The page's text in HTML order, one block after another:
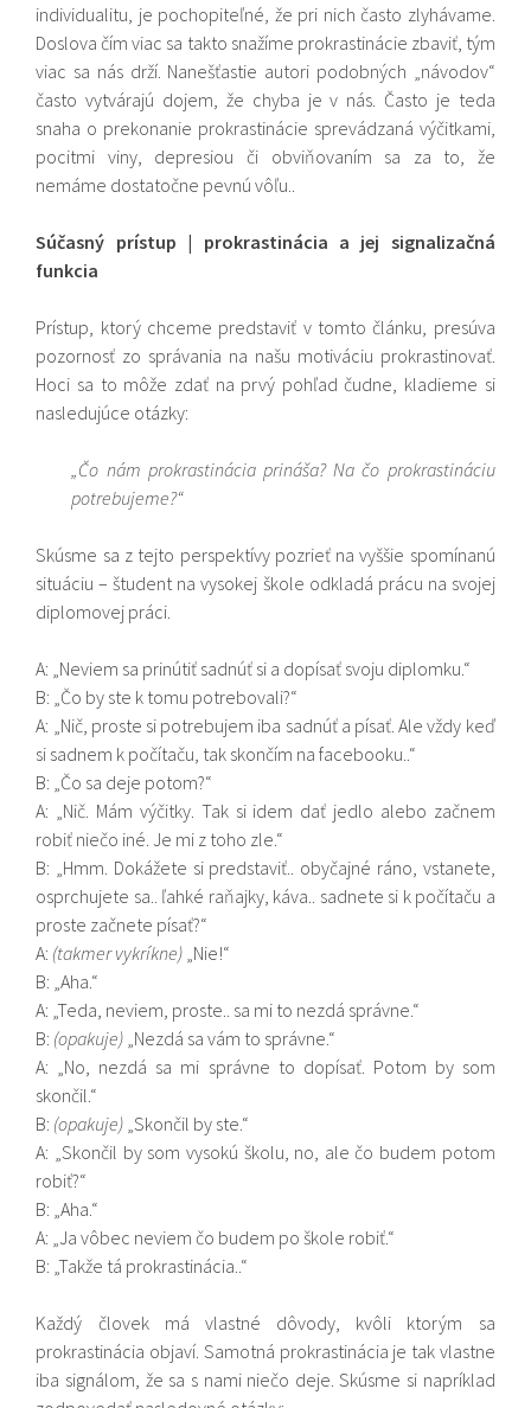
individualitu, je pochopiteľné, že pri nich často zlyhávame.
Doslova čím viac sa takto snažíme prokrastinácie zbaviť, tým
viac sa nás drží. Nanešťastie autori podobných „návodov“
často vytvárajú dojem, že chyba je v nás. Často je teda
snaha o prekonanie prokrastinácie sprevádzaná výčitkami,
pocitmi viny, depresiou či obviňovaním sa za to, že
nemáme dostatočne pevnú vôľu..
Súčasný prístup | prokrastinácia a jej signalizačná
funkcia
Prístup, ktorý chceme predstaviť v tomto článku, presúva
pozornosť zo správania na našu motiváciu prokrastinovať.
Hoci sa to môže zdať na prvý pohľad čudne, kladieme si
nasledujúce otázky:
„Čo nám prokrastinácia prináša? Na čo prokrastináciu
potrebujeme?“
Skúsme sa z tejto perspektívy pozrieť na vyššie spomínanú
situáciu – študent na vysokej škole odkladá prácu na svojej
diplomovej práci.
A: „Neviem sa prinútiť sadnúť si a dopísať svoju diplomku.“
B: „Čo by ste k tomu potrebovali?“
A: „Nič, proste si potrebujem iba sadnúť a písať. Ale vždy keď
si sadnem k počítaču, tak skončím na facebooku..“
B: „Čo sa deje potom?“
A: „Nič. Mám výčitky. Tak si idem dať jedlo alebo začnem
robiť niečo iné. Je mi z toho zle.“
B: „Hmm. Dokážete si predstaviť.. obyčajné ráno, vstanete,
osprchujete sa.. ľahké raňajky, káva.. sadnete si k počítaču a
proste začnete písať?“
A: (takmer vykríkne) „Nie!“
B: „Aha.“
A: „Teda, neviem, proste.. sa mi to nezdá správne.“
B: (opakuje) „Nezdá sa vám to správne.“
A: „No, nezdá sa mi správne to dopísať. Potom by som
skončil.“
B: (opakuje) „Skončil by ste.“
A: „Skončil by som vysokú školu, no, ale čo budem potom
robiť?“
B: „Aha.“
A: „Ja vôbec neviem čo budem po škole robiť.“
B: „Takže tá prokrastinácia..“
Každý človek má vlastné dôvody, kvôli ktorým sa
prokrastinácia objaví. Samotná prokrastinácia je tak vlastne
iba signálom, že sa s nami niečo deje. Skúsme si napríklad